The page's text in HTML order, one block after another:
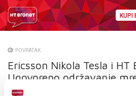
KUPI
O NAMA
PRESS
POVRATAK
Ericsson Nikola Tesla i HT
Ugovoreno održavanje
od dvije godine